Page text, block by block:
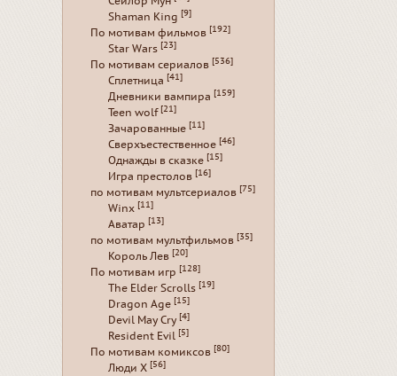
Shaman King [9]
По мотивам фильмов [192]
Star Wars [23]
По мотивам сериалов [536]
Сплетница [41]
Дневники вампира [159]
Teen wolf [21]
Зачарованные [11]
Сверхъестественное [46]
Однажды в сказке [15]
Игра престолов [16]
по мотивам мультсериалов [75]
Winx [11]
Аватар [13]
по мотивам мультфильмов [35]
Король Лев [20]
По мотивам игр [128]
The Elder Scrolls [19]
Dragon Age [15]
Devil May Cry [4]
Resident Evil [5]
По мотивам комиксов [80]
Люди Х [56]